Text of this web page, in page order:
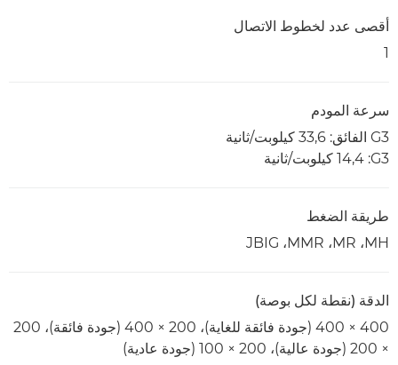
أقصى عدد لخطوط الاتصال
1
سرعة المودم
G3 الفائق: 33,6 كيلوبت/ثانية
G3‏: 14,4 كيلوبت/ثانية
طريقة الضغط
MH‏، MR‏، MMR‏، JBIG
الدقة (نقطة لكل بوصة)
400 × 400 (جودة فائقة للغاية)، 200 × 400 (جودة فائقة)، 200
× 200 (جودة عالية)، 200 × 100 (جودة عادية)